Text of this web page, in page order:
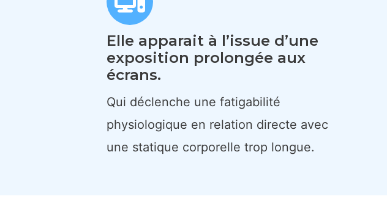
Elle apparait à l’issue d’une
exposition prolongée aux
écrans​.
Qui déclenche une fatigabilité
physiologique en relation directe avec
une statique corporelle trop longue.